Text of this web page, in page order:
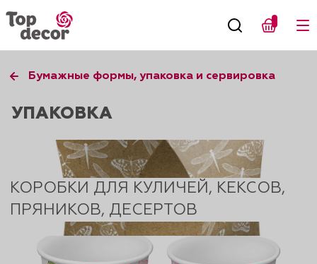
Бумажные формы, упаковка и сервировка
УПАКОВКА
КОРОБКИ ДЛЯ КУЛИЧЕЙ, КЕКСОВ,
ПРЯНИКОВ, ДЕСЕРТОВ